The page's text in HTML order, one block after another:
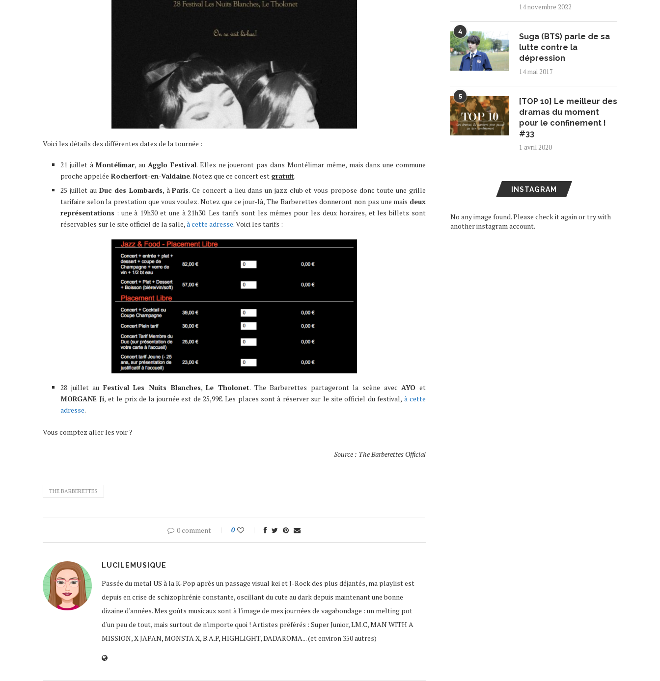
Voici les détails des différentes dates de la tournée :
21 juillet àMontélimar, auAgglo Festival. Elles ne joueront pas dans Montélimar même, mais dans une commune
proche appelée Rocherfort-en-Valdaine. Notez que ce concert est gratuit.
25 juillet auDuc des Lombards, àParis. Ce concert a lieu dans un jazz club et vous propose donc toute une grille
tarifaire selon la prestation que vous voulez. Notez que ce jour-là, The Barberettes donneront non pas une mais deux
représentations : une à 19h30 et une à 21h30. Les tarifs sont les mêmes pour les deux horaires, et les billets sont
réservables sur le site officiel de la salle,à cette adresse. Voici les tarifs :
28 juillet au Festival Les Nuits Blanches,Le Tholonet. The Barberettes partageront la scène avec AYO et
MORGANE Ji, et le prix de la journée est de 25,99€. Les places sont à réserver sur le site officiel du festival, à cette
adresse.
Vous comptez aller les voir ?
Source : The Barberettes Official
THE BARBERETTES
0 comment 0
LUCILEMUSIQUE
Passée du metal US à la K-Pop après un passage visual kei et J-Rock des plus déjantés, ma playlist est
depuis en crise de schizophrénie constante, oscillant du cute au dark depuis maintenant une bonne
dizaine d'années. Mes goûts musicaux sont à l'image de mes journées de vagabondage : un melting pot
d'un peu de tout, mais surtout de n'importe quoi ! Artistes préférés : Super Junior, LM.C, MAN WITH A
MISSION, X JAPAN, MONSTA X, B.A.P, HIGHLIGHT, DADAROMA... (et environ 350 autres)
14 novembre 2022
4
Suga (BTS) parle de sa
lutte contre la
dépression
14 mai 2017
5
[TOP 10] Le meilleur des
dramas du moment
pour le confinement !
#33
1 avril 2020
INSTAGRAM
No any image found. Please check it again or try with
another instagram account.